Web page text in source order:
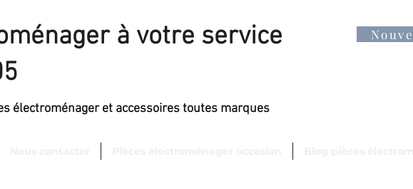
à votre service
électroménager et accessoires toutes marques